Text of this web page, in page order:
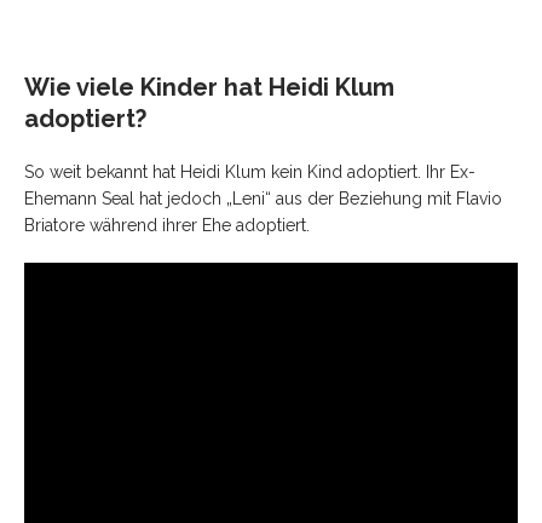
Wie viele Kinder hat Heidi Klum
adoptiert?
So weit bekannt hat Heidi Klum kein Kind adoptiert. Ihr Ex-
Ehemann Seal hat jedoch „Leni“ aus der Beziehung mit Flavio
Briatore während ihrer Ehe adoptiert.